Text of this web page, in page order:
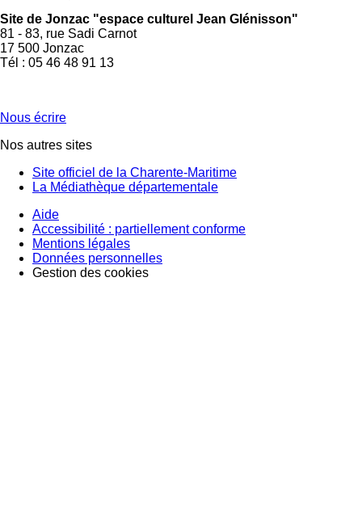
Site de Jonzac "espace culturel Jean Glénisson"
81 - 83, rue Sadi Carnot
17 500 Jonzac
Tél : 05 46 48 91 13
Nous écrire
Nos autres sites
Site officiel de la Charente-Maritime
La Médiathèque départementale
Aide
Accessibilité : partiellement conforme
Mentions légales
Données personnelles
Gestion des cookies